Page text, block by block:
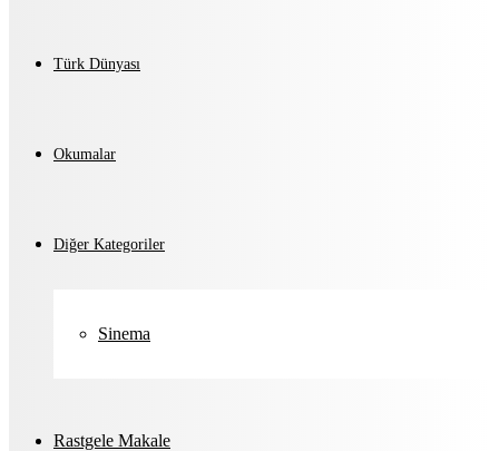
Türk Dünyası
Okumalar
Diğer Kategoriler
Sinema
Rastgele Makale